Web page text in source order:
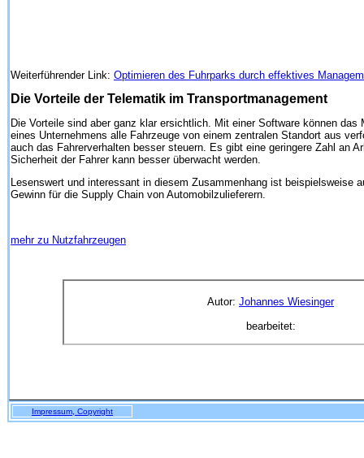
Weiterführender Link: Optimieren des Fuhrparks durch effektives
Die Vorteile der Telematik im Transportmanagement
Die Vorteile sind aber ganz klar ersichtlich. Mit einer Software können das
eines Unternehmens alle Fahrzeuge von einem zentralen Standort aus
auch das Fahrerverhalten besser steuern. Es gibt eine geringere Zahl an
Sicherheit der Fahrer kann besser überwacht werden.
Lesenswert und interessant in diesem Zusammenhang ist beispielsweise
Gewinn für die Supply Chain von Automobilzulieferern.
mehr zu Nutzfahrzeugen
Autor: Johannes Wiesinger
bearbeitet:
Impressum, Copyright